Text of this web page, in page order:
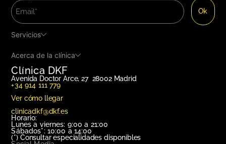
Clínica DKF
Avenida Doctor Arce, 27 28002 Madrid
+34 914 111 779
Ver cómo llegar
clinicadkf@dkf.es
Horario:
Lunes a viernes: 9:00 a 21:00
Sábados*: 10:00 a 14:00
(*) Consultar especialidades disponibles
Servicios
Acerca de la clínica